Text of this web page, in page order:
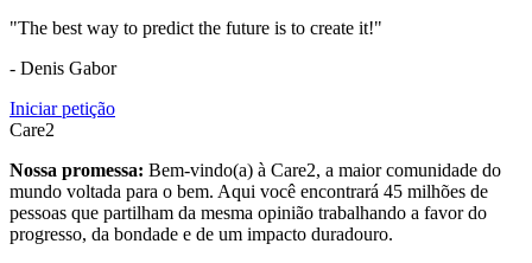
"The best way to predict the future is to create it!"
- Denis Gabor
Iniciar petição
Care2
Nossa promessa: Bem-vindo(a) à Care2, a maior comunidade do
mundo voltada para o bem. Aqui você encontrará 45 milhões de
pessoas que partilham da mesma opinião trabalhando a favor do
progresso, da bondade e de um impacto duradouro.